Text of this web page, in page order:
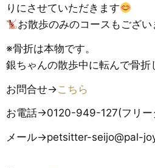
りにさせていただきます
お散歩のみのコースもござ
※骨折は本物です。
銀ちゃんの散歩中に転んで骨折
お問合せ→こちら
お電話→0120-949-127(フリー
メール→petsitter-seijo@pal-